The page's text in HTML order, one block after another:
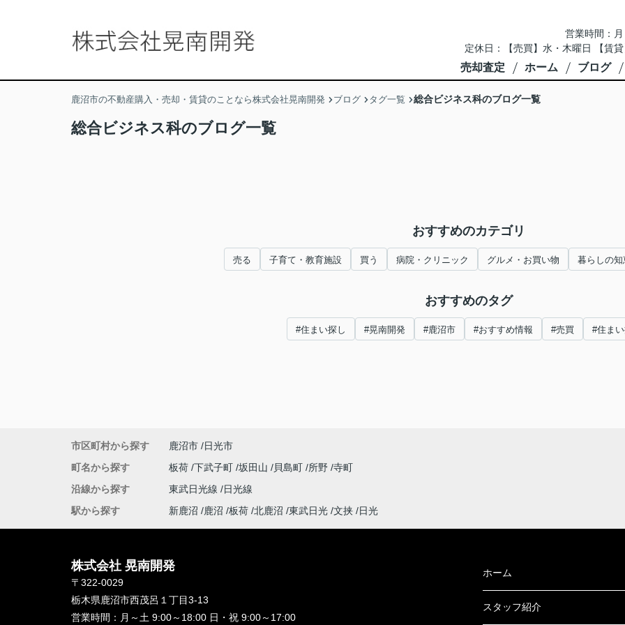
営業時間：
定休日：【売買】水・木曜日 【賃
売却査定 ホーム ブログ
鹿沼市の不動産購入・売却・賃貸のことなら株式会社晃南開発 ブログ タグ一覧 総合ビジネス科のブログ一覧
総合ビジネス科のブログ一覧
おすすめのカテゴリ
売る 子育て・教育施設 買う 病院・クリニック グルメ・お買い物 暮らしの
おすすめのタグ
#住まい探し #晃南開発 #鹿沼市 #おすすめ情報 #売買 #住ま
市区町村から探す 鹿沼市
日光市
町名から探す
板荷 下武子町 坂田山 貝島町 所野 寺町
沿線から探す
東武日光線
日光線
駅から探す
新鹿沼 鹿沼 板荷 北鹿沼 東武日光 文挟 日光
株式会社 晃南開発
〒322-0029
栃木県鹿沼市西茂呂１丁目3-13
営業時間： 月～土 9:00～18:00 日・祝 9:00～17:00
ホーム
スタッフ紹介